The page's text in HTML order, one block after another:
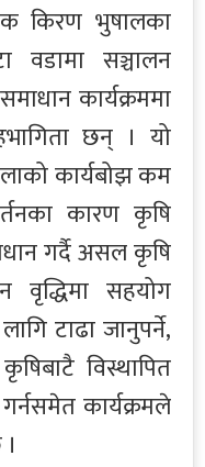
किरण भुषालका
वडामा सञ्चालन
कार्यक्रममा
छन् । यो
कार्यबोझ कम
कारण कृषि
गर्दै असल कृषि
वृद्धिमा सहयोग
टाढा जानुपर्ने,
विस्थापित
कार्यक्रमले